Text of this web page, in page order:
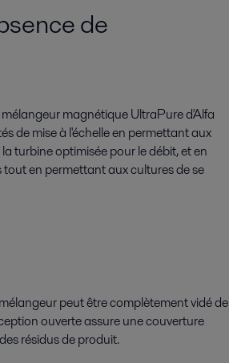
de
magnétique UltraPure d'Alfa
de mise à l'échelle en permettant aux
turbine optimisée pour le débit, et en
tout en permettant aux cultures de se
peut être complètement vidé de
ouverte assure une couverture
résidus de produit.